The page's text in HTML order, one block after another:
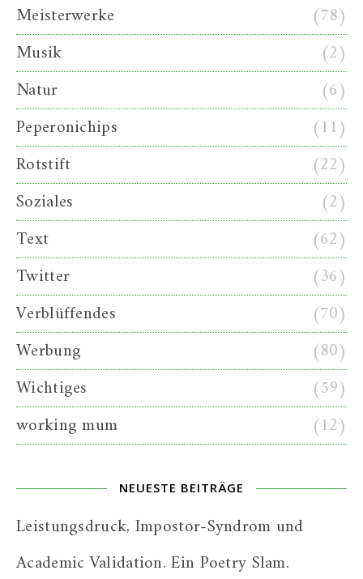
Meisterwerke
(78)
Musik
(2)
Natur
(6)
Peperonichips
(11)
Rotstift
(22)
Soziales
(2)
Text
(62)
Twitter
(36)
Verblüffendes
(70)
Werbung
(80)
Wichtiges
(59)
working mum
(12)
NEUESTE BEITRÄGE
Leistungsdruck, Impostor-Syndrom und
Academic Validation. Ein Poetry Slam.